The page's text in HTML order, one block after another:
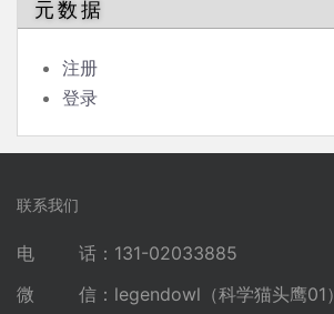
元数据
注册
登录
联系我们
电 话：131-02033885
微 信：legendowl（科学猫头鹰01）